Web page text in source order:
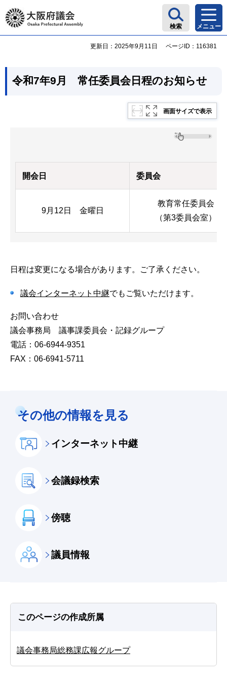
大阪府議会
検索 メニュー
更新日：2025年9月11日 ページID：116381
令和7年9月 常任委員会日程のお知らせ
画面サイズで表示
開会日 委員会
9月12日 金曜日
教育常任委員会
（第3委員会室）
日程は変更になる場合があります。ご了承ください。
議会インターネット中継でもご覧いただけます。
お問い合わせ
議会事務局 議事課委員会・記録グループ
電話：06-6944-9351
FAX：06-6941-5711
その他の情報を見る
インターネット中継
会議録検索
傍聴
議員情報
このページの作成所属
議会事務局総務課広報グループ